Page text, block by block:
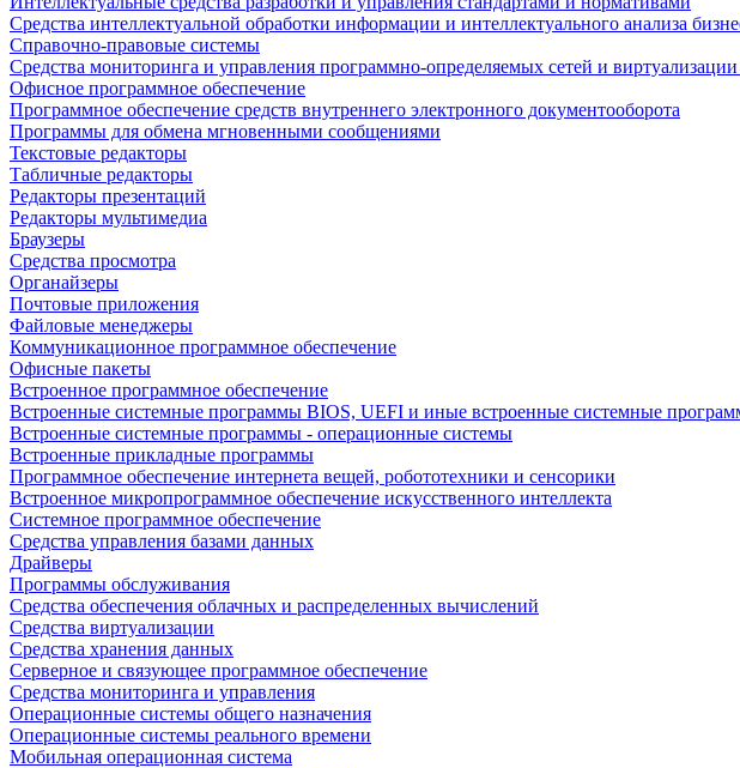
Средства интеллектуальной обработки информации и интеллектуального анализа
Справочно-правовые системы
Средства мониторинга и управления программно-определяемых сетей и
Офисное программное обеспечение
Программное обеспечение средств внутреннего электронного документооборота
Программы для обмена мгновенными сообщениями
Текстовые редакторы
Табличные редакторы
Редакторы презентаций
Редакторы мультимедиа
Браузеры
Средства просмотра
Органайзеры
Почтовые приложения
Файловые менеджеры
Коммуникационное программное обеспечение
Офисные пакеты
Встроенное программное обеспечение
Встроенные системные программы BIOS, UEFI и иные встроенные системные
Встроенные системные программы - операционные системы
Встроенные прикладные программы
Программное обеспечение интернета вещей, робототехники и сенсорики
Встроенное микропрограммное обеспечение искусственного интеллекта
Системное программное обеспечение
Средства управления базами данных
Драйверы
Программы обслуживания
Средства обеспечения облачных и распределенных вычислений
Средства виртуализации
Средства хранения данных
Серверное и связующее программное обеспечение
Средства мониторинга и управления
Операционные системы общего назначения
Операционные системы реального времени
Мобильная операционная система